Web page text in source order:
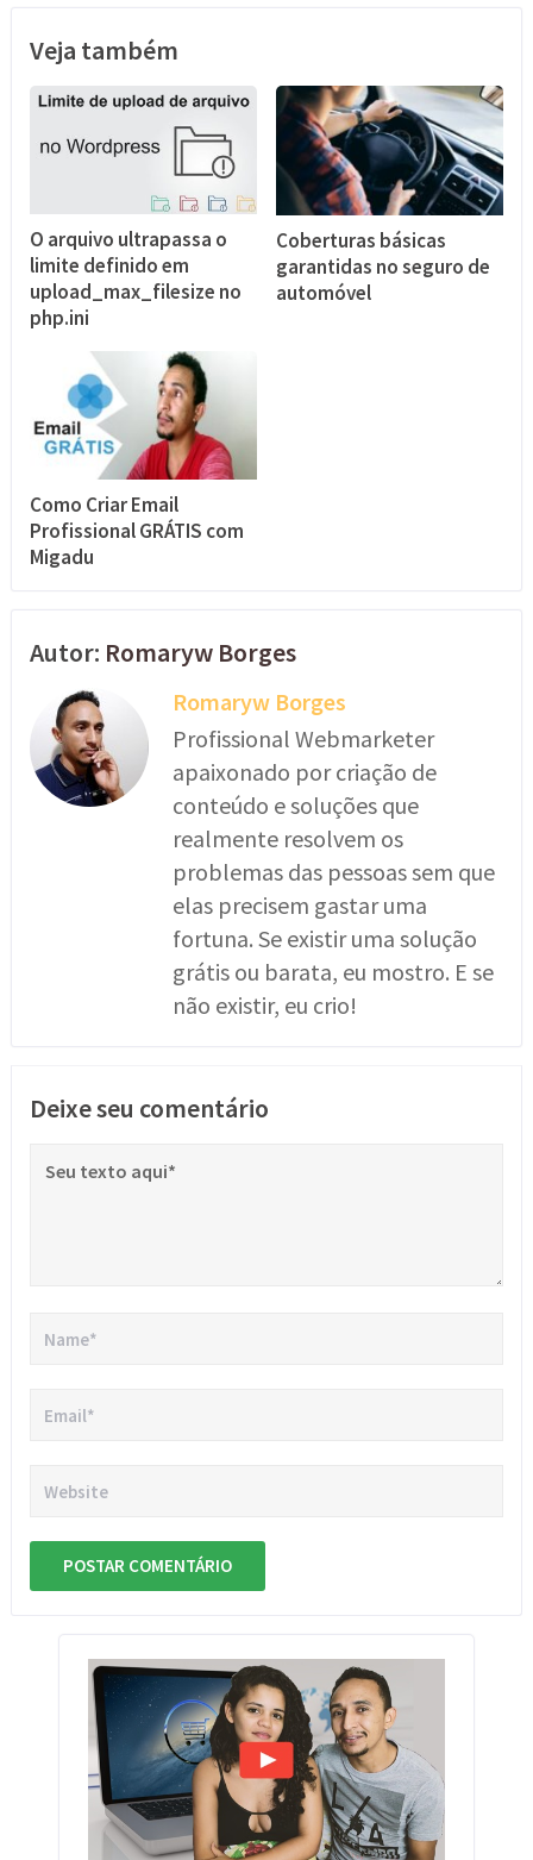
Veja também
O arquivo ultrapassa o
limite definido em
upload_max_filesize no
php.ini
Coberturas básicas
garantidas no seguro de
automóvel
Como Criar Email
Profissional GRÁTIS com
Migadu
Autor: Romaryw Borges
Romaryw Borges
Profissional Webmarketer
apaixonado por criação de
conteúdo e soluções que
realmente resolvem os
problemas das pessoas sem que
elas precisem gastar uma
fortuna. Se existir uma solução
grátis ou barata, eu mostro. E se
não existir, eu crio!
Deixe seu comentário